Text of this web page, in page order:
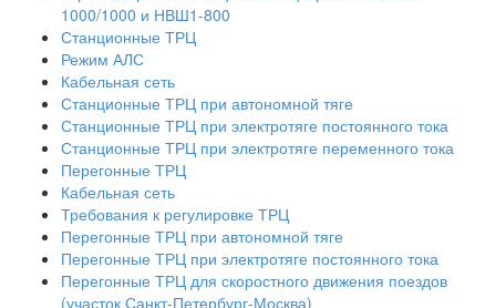
1000/1000 и НВШ1-800
Станционные ТРЦ
Режим АЛС
Кабельная сеть
Станционные ТРЦ при автономной тяге
Станционные ТРЦ при электротяге постоянного тока
Станционные ТРЦ при электротяге переменного тока
Перегонные ТРЦ
Кабельная сеть
Требования к регулировке ТРЦ
Перегонные ТРЦ при автономной тяге
Перегонные ТРЦ при электротяге постоянного тока
Перегонные ТРЦ для скоростного движения поездов
(участок Санкт-Петербург-Москва)